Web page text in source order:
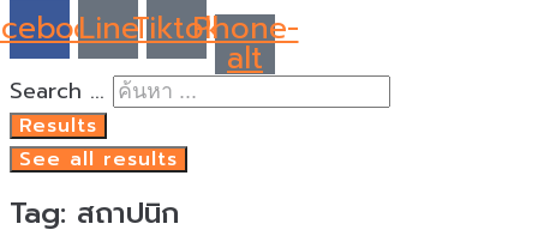
LineTiktokPhone-
alt
Search ...
Results
See all results
Tag: สถาปนิก